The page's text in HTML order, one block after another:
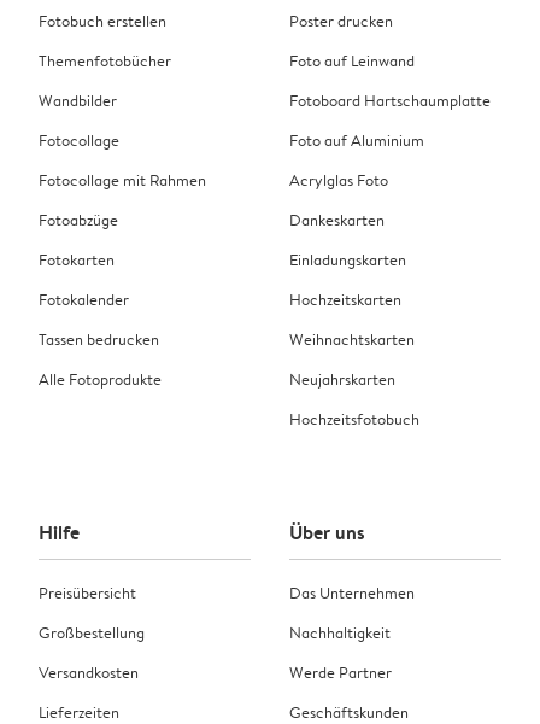
Fotobuch erstellen
Themenfotobücher
Wandbilder
Fotocollage
Fotocollage mit Rahmen
Fotoabzüge
Fotokarten
Fotokalender
Tassen bedrucken
Alle Fotoprodukte
Poster drucken
Foto auf Leinwand
Fotoboard Hartschaumplatte
Foto auf Aluminium
Acrylglas Foto
Dankeskarten
Einladungskarten
Hochzeitskarten
Weihnachtskarten
Neujahrskarten
Hochzeitsfotobuch
Hilfe
Preisübersicht
Großbestellung
Versandkosten
Lieferzeiten
Über uns
Das Unternehmen
Nachhaltigkeit
Werde Partner
Geschäftskunden